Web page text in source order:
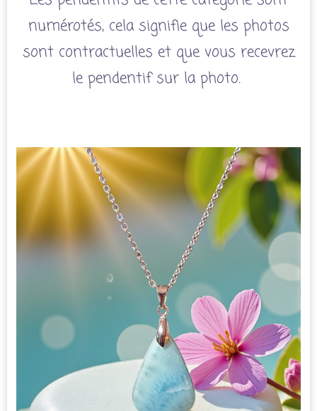
numérotés, cela signifie que les photos
sont contractuelles et que vous recevrez
le pendentif sur la photo.